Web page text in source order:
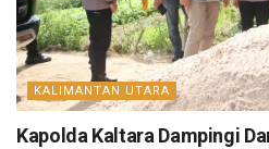
KALIMANTAN UTARA
Kapolda Kaltara Dampingi